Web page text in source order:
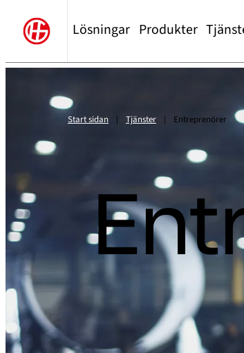
Lösningar Produkter
Start sidan | Tjänster | Entreprenörer